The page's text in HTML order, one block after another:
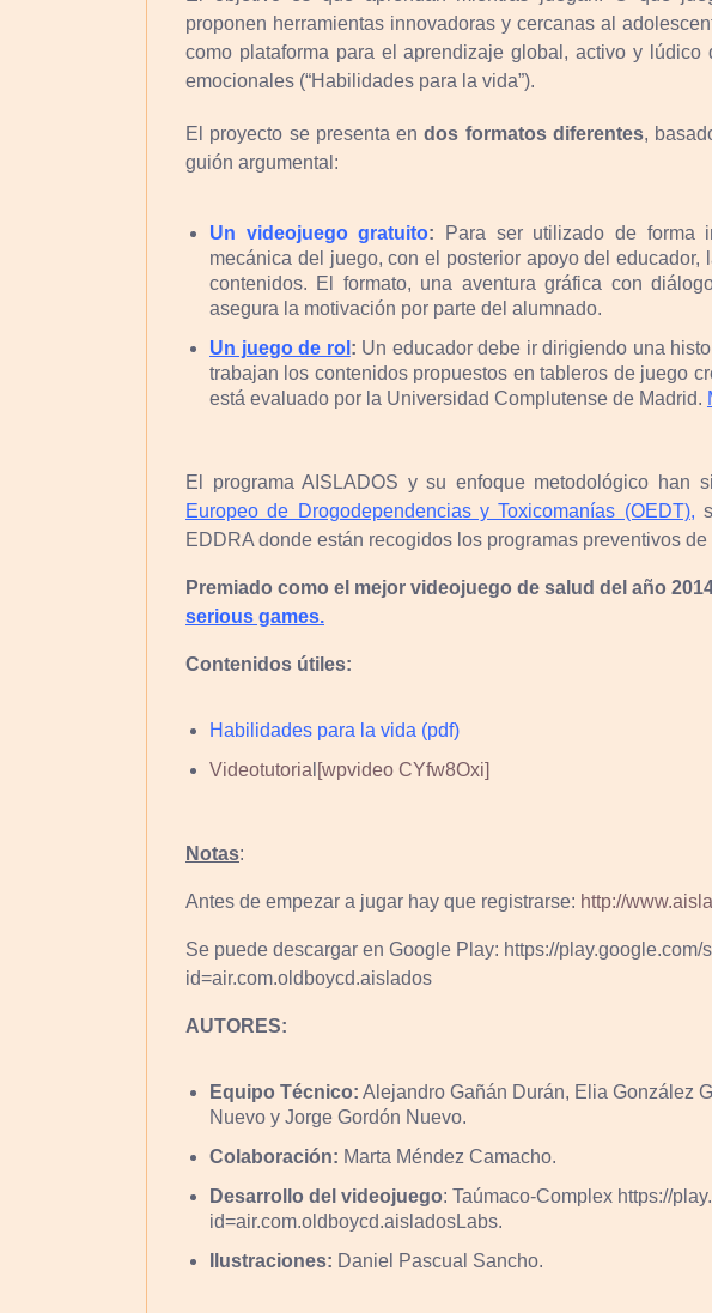
proponen herramientas innovadoras y cercanas al
como plataforma para el aprendizaje global, activo y
emocionales (“Habilidades para la vida”).
El proyecto se presenta endos formatos diferentes,
guión argumental:
Un videojuego gratuito: Para ser utilizado de forma
mecánica del juego, con el posterior apoyo del
contenidos. El formato, una aventura gráfica con
asegura la motivación por parte del alumnado.
Un juego de rol : Un educador debe ir dirigiendo una
trabajan los contenidos propuestos en tableros de juego
está evaluado por la Universidad Complutense de Madrid.
El programa AISLADOS y su enfoque metodológico han
Europeo de Drogodependencias y Toxicomanías (OEDT),
EDDRA donde están recogidos los programas preventivos
Premiado como el mejor videojuego de salud del año
serious games.
Contenidos útiles:
Habilidades para la vida (pdf)
Videotutoria [wpvideo CYfw8Oxi]
Notas:
Antes de empezar a jugar hay que registrarse: http://
Se puede descargar en Google Play: https://play.google.com/
id=air.com.oldboycd.aislados
AUTORES:
Equipo Técnico: Alejandro Gañán Durán, Elia González
Nuevo y Jorge Gordón Nuevo.
Colaboración: Marta Méndez Camacho.
Desarrollo del videojuego: Taúmaco-Complex https://
id=air.com.oldboycd.aisladosLabs.
Ilustraciones: Daniel Pascual Sancho.